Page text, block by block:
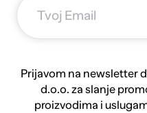
Prijavom na newsletter
d.o.o. za slanje
proizvodima i